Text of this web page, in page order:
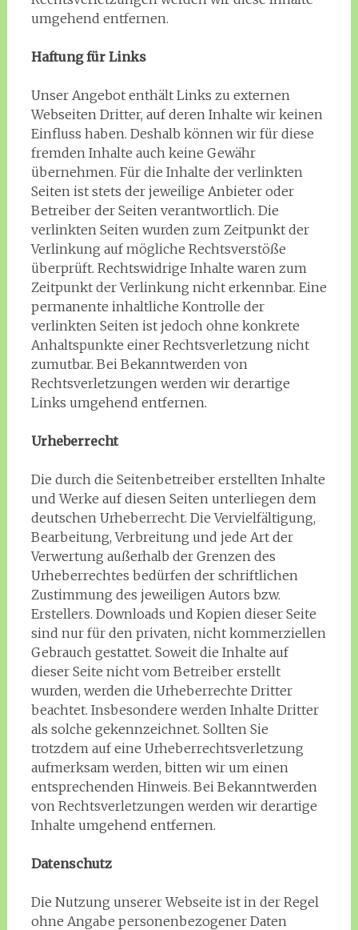
umgehend entfernen.
Haftung für Links
Unser Angebot enthält Links zu externen
Webseiten Dritter, auf deren Inhalte wir keinen
Einfluss haben. Deshalb können wir für diese
fremden Inhalte auch keine Gewähr
übernehmen. Für die Inhalte der verlinkten
Seiten ist stets der jeweilige Anbieter oder
Betreiber der Seiten verantwortlich. Die
verlinkten Seiten wurden zum Zeitpunkt der
Verlinkung auf mögliche Rechtsverstöße
überprüft. Rechtswidrige Inhalte waren zum
Zeitpunkt der Verlinkung nicht erkennbar. Eine
permanente inhaltliche Kontrolle der
verlinkten Seiten ist jedoch ohne konkrete
Anhaltspunkte einer Rechtsverletzung nicht
zumutbar. Bei Bekanntwerden von
Rechtsverletzungen werden wir derartige
Links umgehend entfernen.
Urheberrecht
Die durch die Seitenbetreiber erstellten Inhalte
und Werke auf diesen Seiten unterliegen dem
deutschen Urheberrecht. Die Vervielfältigung,
Bearbeitung, Verbreitung und jede Art der
Verwertung außerhalb der Grenzen des
Urheberrechtes bedürfen der schriftlichen
Zustimmung des jeweiligen Autors bzw.
Erstellers. Downloads und Kopien dieser Seite
sind nur für den privaten, nicht kommerziellen
Gebrauch gestattet. Soweit die Inhalte auf
dieser Seite nicht vom Betreiber erstellt
wurden, werden die Urheberrechte Dritter
beachtet. Insbesondere werden Inhalte Dritter
als solche gekennzeichnet. Sollten Sie
trotzdem auf eine Urheberrechtsverletzung
aufmerksam werden, bitten wir um einen
entsprechenden Hinweis. Bei Bekanntwerden
von Rechtsverletzungen werden wir derartige
Inhalte umgehend entfernen.
Datenschutz
Die Nutzung unserer Webseite ist in der Regel
ohne Angabe personenbezogener Daten